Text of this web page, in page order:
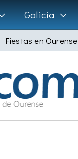
Galicia
Fiestas en Ourense